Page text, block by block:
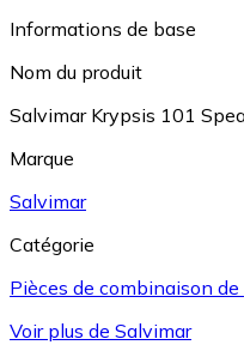
Informations de base
Nom du produit
Salvimar Krypsis 101
Marque
Salvimar
Catégorie
Pièces de combinaison
Voir plus de Salvimar